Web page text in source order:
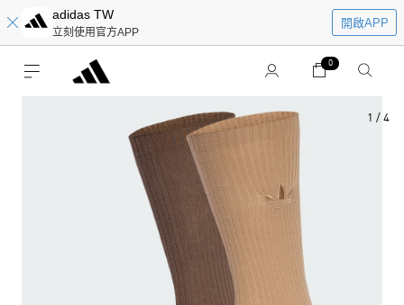
adidas TW
立刻使用官方APP
開啟APP
0
1 / 4